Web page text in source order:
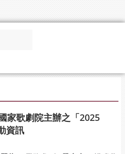
家歌劇院主辦之「2025
資訊